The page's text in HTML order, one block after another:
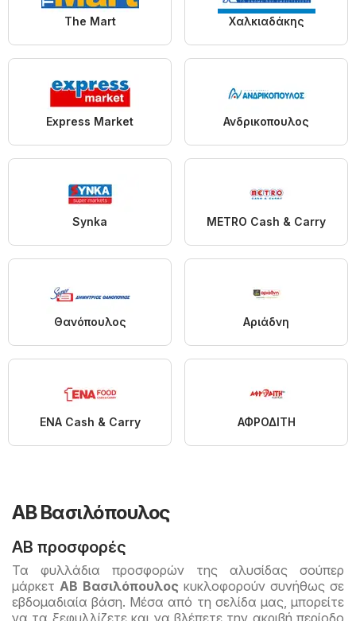
The Mart Χαλκιαδάκης
Express Market Ανδρικοπουλος
Synka METRO Cash & Carry
Θανόπουλος Αριάδνη
ENA Cash & Carry ΑΦΡΟΔΙΤΗ
ΑΒ Βασιλόπουλος
ΑΒ προσφορές
Τα φυλλάδια προσφορών της αλυσίδας σούπερ
μάρκετ AB Βασιλόπουλος κυκλοφορούν συνήθως σε
εβδομαδιαία βάση. Μέσα από τη σελίδα μας, μπορείτε
να τα ξεφυλλίζετε και να βλέπετε την ακριβή περίοδο